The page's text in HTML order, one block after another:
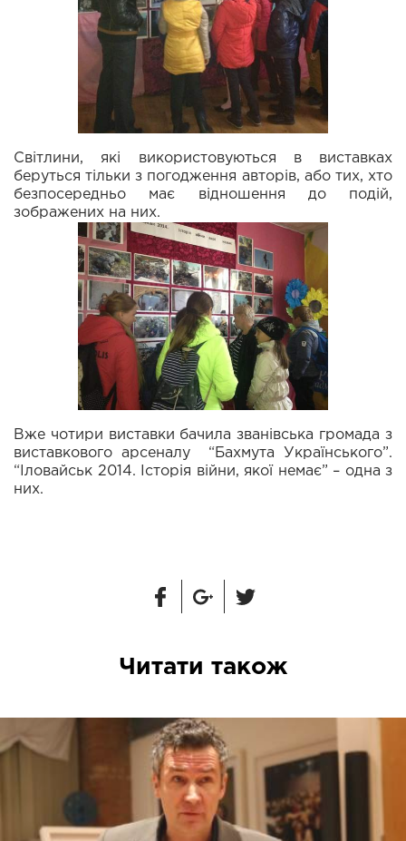
Світлини, які використовуються в виставках
беруться тільки з погодження авторів, або тих, хто
безпосередньо має відношення до подій,
зображених на них.
Вже чотири виставки бачила званівська громада з
виставкового арсеналу “Бахмута Українського”.
“Іловайськ 2014. Історія війни, якої немає” – одна з
них.
Читати також